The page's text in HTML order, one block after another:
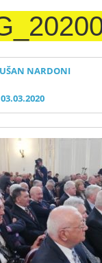
NARDONI
03.03.2020